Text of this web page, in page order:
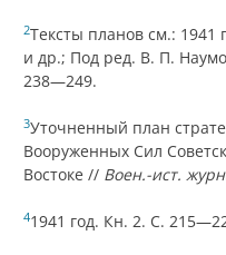
2Тексты планов см.: 1941
и др.; Под ред. В. П.
238—249.
3Уточненный план
Вооруженных Сил
Востоке // Воен.-ист.
41941 год. Кн. 2. С.